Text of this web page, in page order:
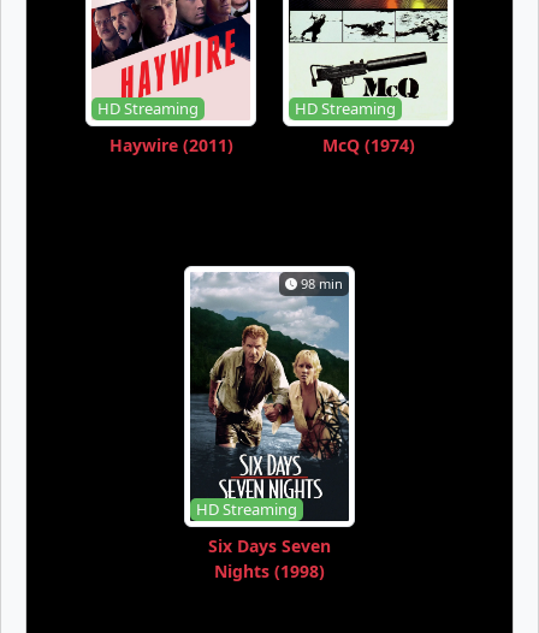
HD Streaming
Haywire (2011)
HD Streaming
McQ (1974)
98 min
HD Streaming
Six Days Seven
Nights (1998)